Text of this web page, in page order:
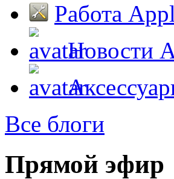
Работа
Новости
Все блоги
Прямой эфир